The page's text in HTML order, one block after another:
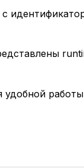
удобной